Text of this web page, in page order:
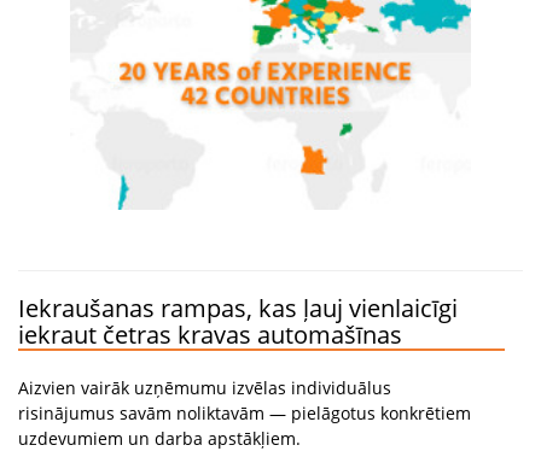
Iekraušanas rampas, kas ļauj vienlaicīgi
iekraut četras kravas automašīnas
Aizvien vairāk uzņēmumu izvēlas individuālus
risinājumus savām noliktavām — pielāgotus konkrētiem
uzdevumiem un darba apstākļiem.